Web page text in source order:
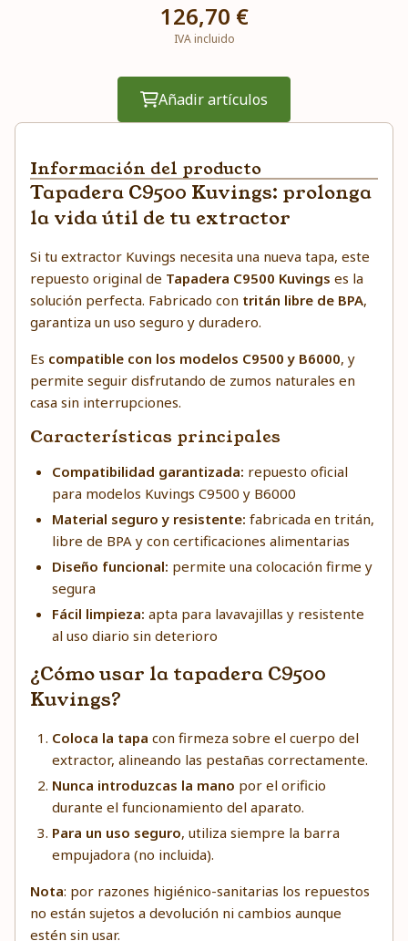
126,70 €
IVA incluido
Añadir artículos
Información del producto
Tapadera C9500 Kuvings: prolonga
la vida útil de tu extractor
Si tu extractor Kuvings necesita una nueva tapa, este
repuesto original de Tapadera C9500 Kuvings es la
solución perfecta. Fabricado con tritán libre de BPA,
garantiza un uso seguro y duradero.
Es compatible con los modelos C9500 y B6000, y
permite seguir disfrutando de zumos naturales en
casa sin interrupciones.
Características principales
Compatibilidad garantizada: repuesto oficial
para modelos Kuvings C9500 y B6000
Material seguro y resistente: fabricada en tritán,
libre de BPA y con certificaciones alimentarias
Diseño funcional: permite una colocación firme y
segura
Fácil limpieza: apta para lavavajillas y resistente
al uso diario sin deterioro
¿Cómo usar la tapadera C9500
Kuvings?
Coloca la tapa con firmeza sobre el cuerpo del
extractor, alineando las pestañas correctamente.
Nunca introduzcas la mano por el orificio
durante el funcionamiento del aparato.
Para un uso seguro, utiliza siempre la barra
empujadora (no incluida).
Nota: por razones higiénico-sanitarias los repuestos
no están sujetos a devolución ni cambios aunque
estén sin usar.